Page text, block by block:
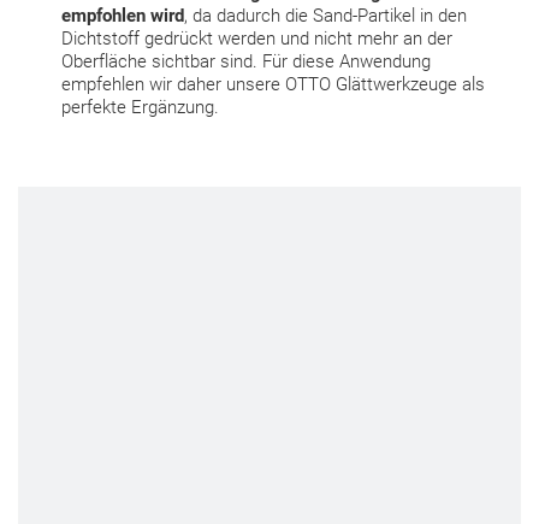
empfohlen wird, da dadurch die Sand-Partikel in den
Dichtstoff gedrückt werden und nicht mehr an der
Oberfläche sichtbar sind. Für diese Anwendung
empfehlen wir daher unsere OTTO Glättwerkzeuge als
perfekte Ergänzung.